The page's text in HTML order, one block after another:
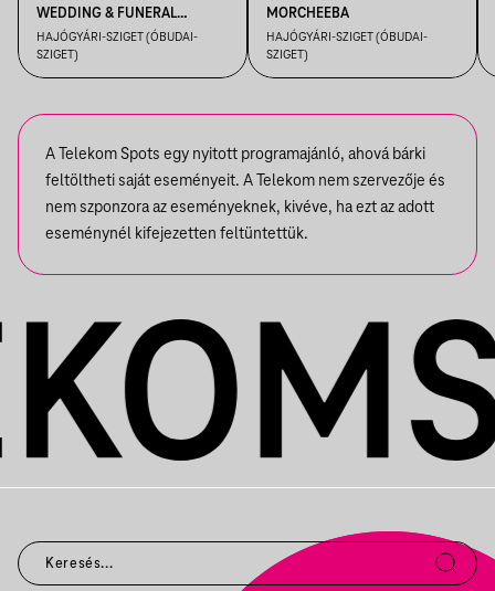
WEDDING & FUNERAL
ORCHESTRA
HAJÓGYÁRI-SZIGET (ÓBUDAI-
SZIGET)
MORCHEEBA
HAJÓGYÁRI-SZIGET (ÓBUDAI-
SZIGET)
A Telekom Spots egy nyitott programajánló, ahová bárki
feltöltheti saját eseményeit. A Telekom nem szervezője és
nem szponzora az eseményeknek, kivéve, ha ezt az adott
eseménynél kifejezetten feltüntettük.